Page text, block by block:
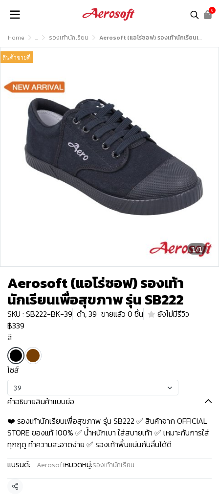
0
Home ... รองเท้านักเรียน Aerosoft (แอโร่ซอฟ) รองเท้านักเรียนเพื่อสุขภาพ รุ่น SB222
1/1
สินค้าขายดี
Aerosoft (แอโร่ซอฟ) รองเท้า
นักเรียนเพื่อสุขภาพ รุ่น SB222
SKU : SB222-BK-39 ดำ, 39 ขายแล้ว 0 ชิ้น
ยังไม่มีรีวิว
฿339
สี
ไซส์
39
คำอธิบายสินค้าแบบย่อ
❤️ รองเท้านักเรียนเพื่อสุขภาพ รุ่น SB222 ✅ สินค้าจาก OFFICIAL
STORE ของแท้ 100% ✅ น้ำหนักเบา ใส่สบายเท้า ✅ เหมาะกับการใส่
ทุกฤดู ทำความสะอาดง่าย ✅ รองเท้าพื้นแน่นกันลื่นได้ดี
แบรนด์:
Aerosoftหมวดหมู่:รองเท้านักเรียน
แชร์